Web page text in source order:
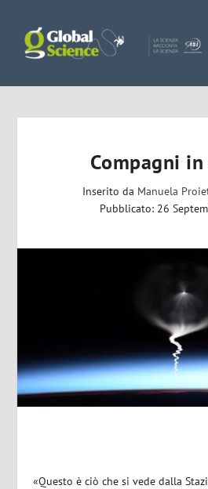
Compagni
Inserito da Manuela
Pubblicato: 26
«Questo è ciò che si vede dalla